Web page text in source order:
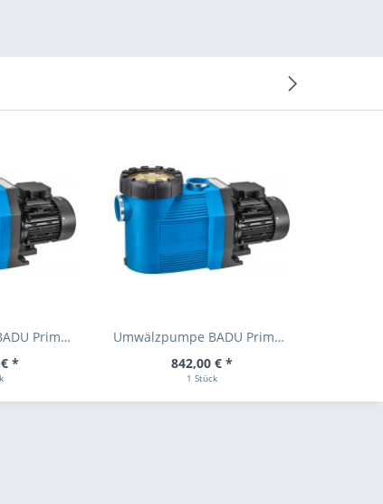
Umwälzpumpe BADU Prime 11 W/ 230V
*
Umwälzpumpe BADU Prime 7 W/ 230V
842,00 € *
1 Stück